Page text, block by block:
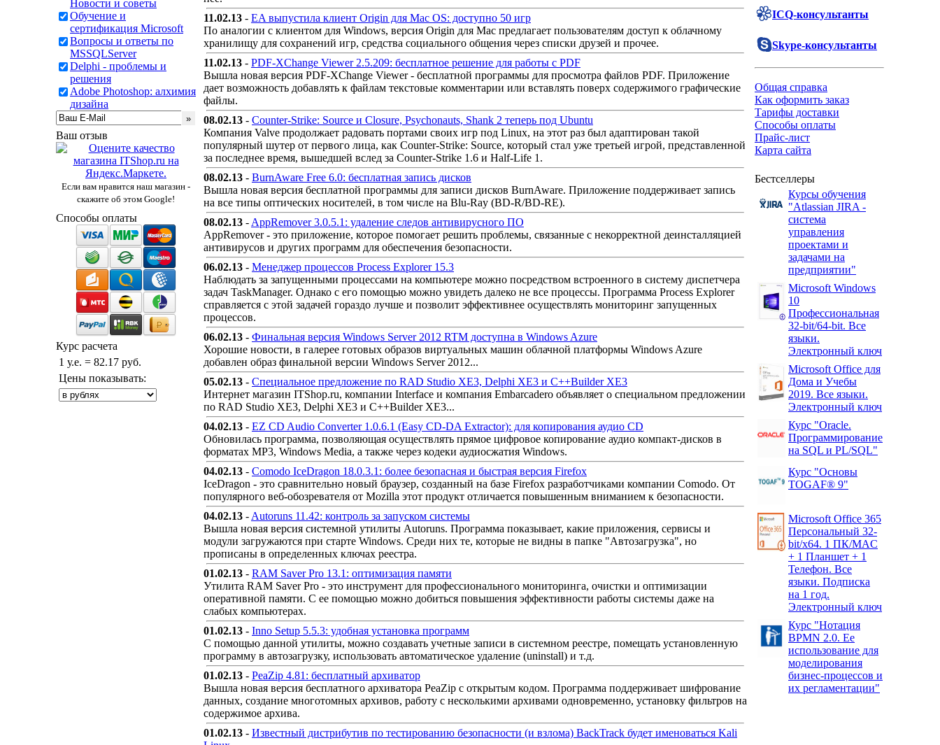
Новости и советы
Обучение и
сертификация Microsoft
Вопросы и ответы по
MSSQLServer
Delphi - проблемы и
решения
Adobe Photoshop: алхимия
дизайна
Ваш отзыв
Если вам нравится наш магазин -
скажите об этом Google!
Способы оплаты
Курс расчета
1 у.е. = 82.17 руб.
Цены показывать:
11.02.13 - EA выпустила клиент Origin для Mac OS: доступно 50 игр
По аналогии с клиентом для Windows, версия Origin для Mac предлагает пользователям доступ к облачному
хранилищу для сохранений игр, средства социального общения через списки друзей и прочее.
11.02.13 - PDF-XChange Viewer 2.5.209: бесплатное решение для работы с PDF
Вышла новая версия PDF-XChange Viewer - бесплатной программы для просмотра файлов PDF. Приложение
дает возможность добавлять к файлам текстовые комментарии или вставлять поверх содержимого графические
файлы.
08.02.13 - Counter-Strike: Source и Closure, Psychonauts, Shank 2 теперь под Ubuntu
Компания Valve продолжает радовать портами своих игр под Linux, на этот раз был адаптирован такой
популярный шутер от первого лица, как Counter-Strike: Source, который стал уже третьей игрой, представленной
за последнее время, вышедшей вслед за Counter-Strike 1.6 и Half-Life 1.
08.02.13 - BurnAware Free 6.0: бесплатная запись дисков
Вышла новая версия бесплатной программы для записи дисков BurnAware. Приложение поддерживает запись
на все типы оптических носителей, в том числе на Blu-Ray (BD-R/BD-RE).
08.02.13 - AppRemover 3.0.5.1: удаление следов антивирусного ПО
AppRemover - это приложение, которое помогает решить проблемы, связанные с некорректной деинсталляцией
антивирусов и других программ для обеспечения безопасности.
06.02.13 - Менеджер процессов Process Explorer 15.3
Наблюдать за запущенными процессами на компьютере можно посредством встроенного в систему диспетчера
задач TaskManager. Однако с его помощью можно увидеть далеко не все процессы. Программа Process Explorer
справляется с этой задачей гораздо лучше и позволит эффективнее осуществлять мониторинг запущенных
процессов.
06.02.13 - Финальная версия Windows Server 2012 RTM доступна в Windows Azure
Хорошие новости, в галерее готовых образов виртуальных машин облачной платформы Windows Azure
добавлен образ финальной версии Windows Server 2012...
05.02.13 - Специальное предложение по RAD Studio XE3, Delphi XE3 и C++Builder XE3
Интернет магазин ITShop.ru, компании Interface и компания Embarcadero объявляет о cпециальном предложении
по RAD Studio XE3, Delphi XE3 и C++Builder XE3...
04.02.13 - EZ CD Audio Converter 1.0.6.1 (Easy CD-DA Extractor): для копирования аудио CD
Обновилась программа, позволяющая осуществлять прямое цифровое копирование аудио компакт-дисков в
форматах MP3, Windows Media, а также через кодеки аудиосжатия Windows.
04.02.13 - Comodo IceDragon 18.0.3.1: более безопасная и быстрая версия Firefox
IceDragon - это сравнительно новый браузер, созданный на базе Firefox разработчиками компании Comodo. От
популярного веб-обозревателя от Mozilla этот продукт отличается повышенным вниманием к безопасности.
04.02.13 - Autoruns 11.42: контроль за запуском системы
Вышла новая версия системной утилиты Autoruns. Программа показывает, какие приложения, сервисы и
модули загружаются при старте Windows. Среди них те, которые не видны в папке "Автозагрузка", но
прописаны в определенных ключах реестра.
01.02.13 - RAM Saver Pro 13.1: оптимизация памяти
Утилита RAM Saver Pro - это инструмент для профессионального мониторинга, очистки и оптимизации
оперативной памяти. С ее помощью можно добиться повышения эффективности работы системы даже на
слабых компьютерах.
01.02.13 - Inno Setup 5.5.3: удобная установка программ
С помощью данной утилиты, можно создавать учетные записи в системном реестре, помещать установленную
программу в автозагрузку, использовать автоматическое удаление (uninstall) и т.д.
01.02.13 - PeaZip 4.81: бесплатный архиватор
Вышла новая версия бесплатного архиватора PeaZip с открытым кодом. Программа поддерживает шифрование
данных, создание многотомных архивов, работу с несколькими архивами одновременно, установку фильтров на
содержимое архива.
01.02.13 - Известный дистрибутив по тестированию безопасности (и взлома) BackTrack будет именоваться Kali
ICQ-консультанты
Skype-консультанты
Общая справка
Как оформить заказ
Тарифы доставки
Способы оплаты
Прайс-лист
Карта сайта
Бестселлеры
Курсы обучения
"Atlassian JIRA -
система
управления
проектами и
задачами на
предприятии"
Microsoft Windows
10
Профессиональная
32-bit/64-bit. Все
языки.
Электронный ключ
Microsoft Office для
Дома и Учебы
2019. Все языки.
Электронный ключ
Курс "Oracle.
Программирование
на SQL и PL/SQL"
Курс "Основы
TOGAF® 9"
Microsoft Office 365
Персональный 32-
bit/x64. 1 ПК/MAC
+ 1 Планшет + 1
Телефон. Все
языки. Подписка
на 1 год.
Электронный ключ
Курс "Нотация
BPMN 2.0. Ее
использование для
моделирования
бизнес-процессов и
их регламентации"